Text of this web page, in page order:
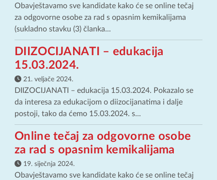
Obavještavamo sve kandidate kako će se online tečaj
za odgovorne osobe za rad s opasnim kemikalijama
(sukladno stavku (3) članka...
DIIZOCIJANATI – edukacija
15.03.2024.
21. veljače 2024.
DIIZOCIJANATI – edukacija 15.03.2024. Pokazalo se
da interesa za edukacijom o diizocijanatima i dalje
postoji, tako da ćemo 15.03.2024. s...
Online tečaj za odgovorne osobe
za rad s opasnim kemikalijama
19. siječnja 2024.
Obavještavamo sve kandidate kako će se online tečaj